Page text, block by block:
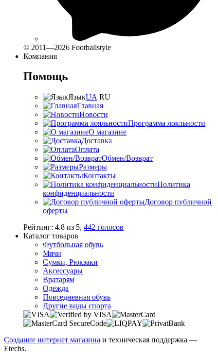
© 2011—2026 Footballstyle
Компания
Помощь
ЯзыкUA RU
Главная
Новости
Программа лояльности
О магазине
Доставка
Оплата
Обмен/Возврат
Размеры
Контакты
Политика
конфиденциальности
Договор публичной
оферты
Рейтинг: 4.8 из 5, 442 голосов
Каталог товаров
Футбольная обувь
Мячи
Сумки, Рюкзаки
Аксессуары
Вратарям
Одежда
Повседневная обувь
Другие виды спорта
Создание интернет магазина и техническая поддержка —
Etechs.